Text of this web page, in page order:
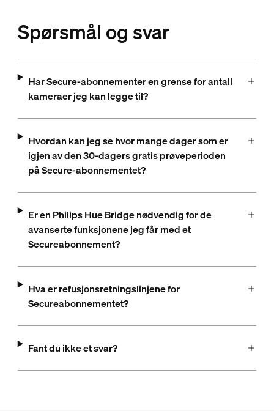
Spørsmål og svar
Har Secure-abonnementer en grense for antall
kameraer jeg kan legge til?
Hvordan kan jeg se hvor mange dager som er
igjen av den 30-dagers gratis prøveperioden
på Secure-abonnementet?
Er en Philips Hue Bridge nødvendig for de
avanserte funksjonene jeg får med et
Secureabonnement?
Hva er refusjonsretningslinjene for
Secureabonnementet?
Fant du ikke et svar?